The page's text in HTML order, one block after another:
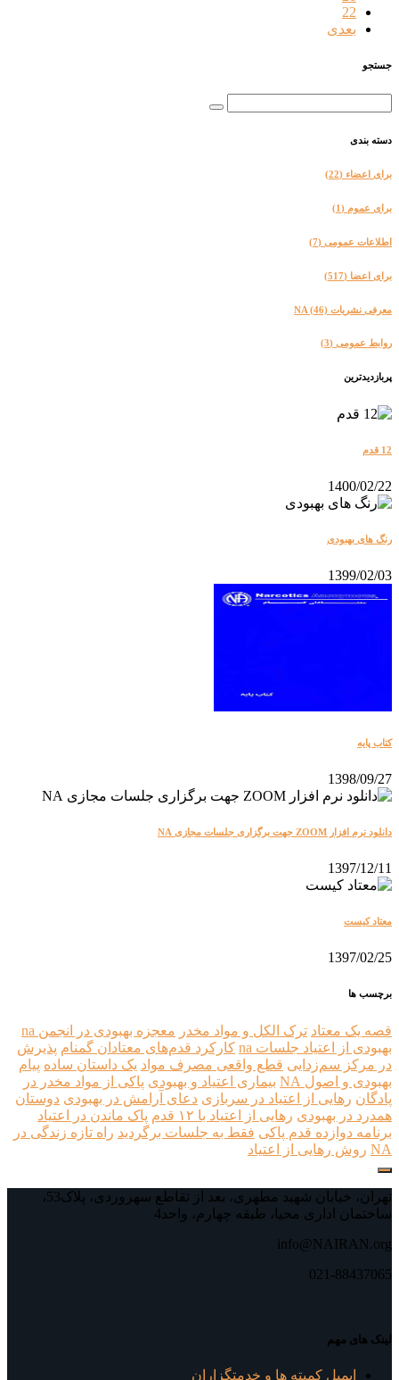
22
بعدی
جستجو
دسته بندی
برای اعضاء (22)
برای عموم (1)
اطلاعات عمومی (7)
برای اعضا (517)
معرفی نشریات NA (46)
روابط عمومی (3)
پربازدیدترین
12 قدم
1400/02/22
رنگ های بهبودی
1399/02/03
کتاب پایه
1398/09/27
دانلود نرم افزار ZOOM جهت برگزاری جلسات مجازی NA
1397/12/11
معتاد کيست
1397/02/25
برچسب ها
قصه یک معتاد ترک الکل و مواد مخدر معجزه بهبودی در انجمن na
بهبودی از اعتیاد جلسات na
کارکرد قدم‌های معتادان گمنام پذیرش
در مرکز سم‌زدایی قطع واقعی مصرف مواد یک داستان ساده پیام
بهبودی و اصول NA
بیماری اعتیاد و بهبودی پاکی از مواد مخدر در
پادگان رهایی از اعتیاد در سربازی دعای آرامش در بهبودی دوستان
همدرد در بهبودی رهایی از اعتیاد با ۱۲ قدم
پاک ماندن در اعتیاد
برنامه دوازده قدم پاکی فقط به جلسات برگردید راه تازه زندگی در
NA روش رهایی از اعتیاد
تهران، خیابان شهید مطهری، بعد از تقاطع سهروردی، پلاک53،
ساختمان اداری محیا، طبقه چهارم، واحد4
info@NAIRAN.org
021-88437065
لینک های مهم
ایمیل کمیته ها و خدمتگزاران